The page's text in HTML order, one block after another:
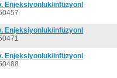
Enjeksiyonluk/infüzyonl
Enjeksiyonluk/infüzyonl
Enjeksiyonluk/infüzyonl